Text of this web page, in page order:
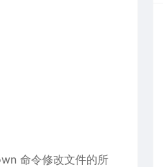
命令修改文件的所